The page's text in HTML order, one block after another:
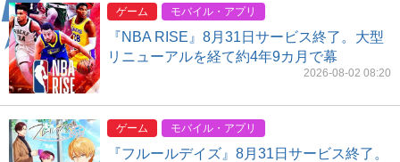
ゲーム モバイル・アプリ
『NBA RISE』8月31日サービス終了。大型
リニューアルを経て約4年9カ月で幕
2026-08-02 08:20
ゲーム モバイル・アプリ
『フルールデイズ』8月31日サービス終了。